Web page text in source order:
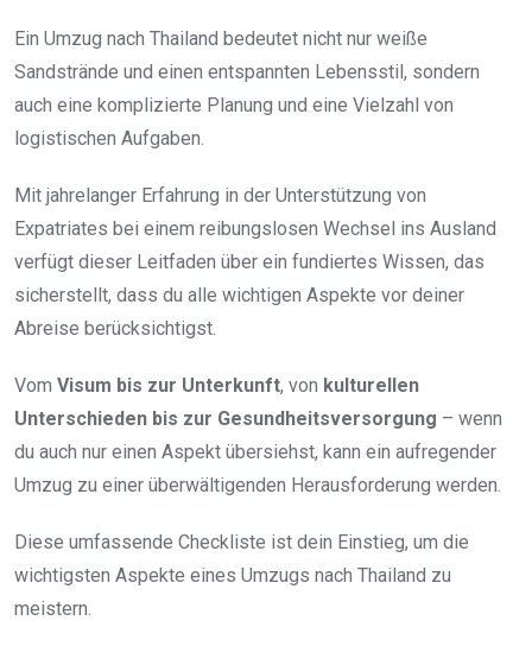
Ein Umzug nach Thailand bedeutet nicht nur weiße
Sandstrände und einen entspannten Lebensstil, sondern
auch eine komplizierte Planung und eine Vielzahl von
logistischen Aufgaben.
Mit jahrelanger Erfahrung in der Unterstützung von
Expatriates bei einem reibungslosen Wechsel ins Ausland
verfügt dieser Leitfaden über ein fundiertes Wissen, das
sicherstellt, dass du alle wichtigen Aspekte vor deiner
Abreise berücksichtigst.
Vom Visum bis zur Unterkunft, von kulturellen
Unterschieden bis zur Gesundheitsversorgung – wenn
du auch nur einen Aspekt übersiehst, kann ein aufregender
Umzug zu einer überwältigenden Herausforderung werden.
Diese umfassende Checkliste ist dein Einstieg, um die
wichtigsten Aspekte eines Umzugs nach Thailand zu
meistern.